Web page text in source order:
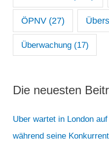
ÖPNV(27)
Überwachung(17)
Die neuesten
Uber wartet in London
während seine